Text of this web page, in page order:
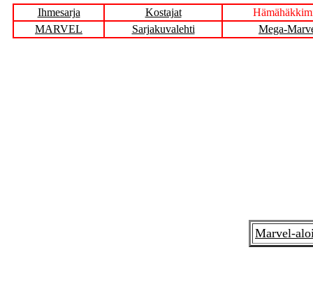
Ihmesarja Kostajat
MARVEL
Sarjakuvalehti Mega-
Marvel-